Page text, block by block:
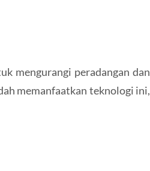
mengurangi peradangan dan
memanfaatkan teknologi ini,